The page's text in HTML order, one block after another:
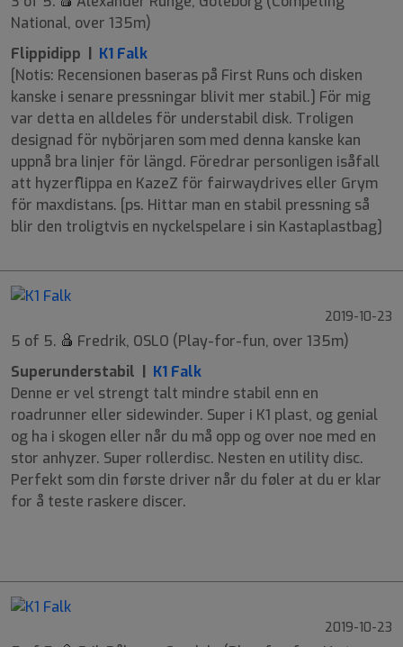
National, over 135m)
Flippidipp | K1 Falk
[Notis: Recensionen baseras på First Runs och disken
kanske i senare pressningar blivit mer stabil.] För mig
var detta en alldeles för understabil disk. Troligen
designad för nybörjaren som med denna kanske kan
uppnå bra linjer för längd. Föredrar personligen isåfall
att hyzerflippa en KazeZ för fairwaydrives eller Grym
för maxdistans. [ps. Hittar man en stabil pressning så
blir den troligtvis en nyckelspelare i sin Kastaplastbag]
2019-10-23
5 of 5.
Fredrik, OSLO (Play-for-fun, over 135m)
Superunderstabil | K1 Falk
Denne er vel strengt talt mindre stabil enn en
roadrunner eller sidewinder. Super i K1 plast, og genial
og ha i skogen eller når du må opp og over noe med en
stor anhyzer. Super rollerdisc. Nesten en utility disc.
Perfekt som din første driver når du føler at du er klar
for å teste raskere discer.
2019-10-23